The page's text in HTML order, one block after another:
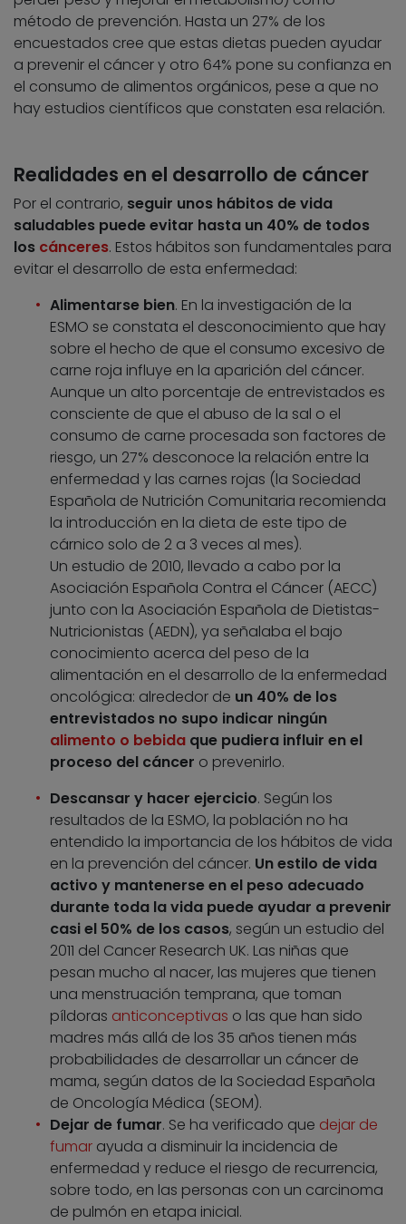
método de prevención. Hasta un 27% de los
encuestados cree que estas dietas pueden ayudar
a prevenir el cáncer y otro 64% pone su confianza en
el consumo de alimentos orgánicos, pese a que no
hay estudios científicos que constaten esa relación.
Realidades en el desarrollo de cáncer
Por el contrario, seguir unos hábitos de vida
saludables puede evitar hasta un 40% de todos
los cánceres. Estos hábitos son fundamentales para
evitar el desarrollo de esta enfermedad:
Alimentarse bien. En la investigación de la
ESMO se constata el desconocimiento que hay
sobre el hecho de que el consumo excesivo de
carne roja influye en la aparición del cáncer.
Aunque un alto porcentaje de entrevistados es
consciente de que el abuso de la sal o el
consumo de carne procesada son factores de
riesgo, un 27% desconoce la relación entre la
enfermedad y las carnes rojas (la Sociedad
Española de Nutrición Comunitaria recomienda
la introducción en la dieta de este tipo de
cárnico solo de 2 a 3 veces al mes).
Un estudio de 2010, llevado a cabo por la
Asociación Española Contra el Cáncer (AECC)
junto con la Asociación Española de Dietistas-
Nutricionistas (AEDN), ya señalaba el bajo
conocimiento acerca del peso de la
alimentación en el desarrollo de la enfermedad
oncológica: alrededor de un 40% de los
entrevistados no supo indicar ningún
alimento o bebida que pudiera influir en el
proceso del cáncer o prevenirlo.
Descansar y hacer ejercicio. Según los
resultados de la ESMO, la población no ha
entendido la importancia de los hábitos de vida
en la prevención del cáncer. Un estilo de vida
activo y mantenerse en el peso adecuado
durante toda la vida puede ayudar a prevenir
casi el 50% de los casos, según un estudio del
2011 del Cancer Research UK. Las niñas que
pesan mucho al nacer, las mujeres que tienen
una menstruación temprana, que toman
píldoras anticonceptivas o las que han sido
madres más allá de los 35 años tienen más
probabilidades de desarrollar un cáncer de
mama, según datos de la Sociedad Española
de Oncología Médica (SEOM).
Dejar de fumar. Se ha verificado que dejar de
fumar ayuda a disminuir la incidencia de
enfermedad y reduce el riesgo de recurrencia,
sobre todo, en las personas con un carcinoma
de pulmón en etapa inicial.